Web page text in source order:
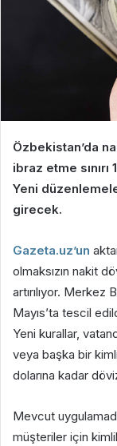
Özbekistan’da
ibraz etme
Yeni
girecek.
Gazeta.uz’un
olmaksızın nakit
artırılıyor. Merkez
Mayıs’ta tescil
Yeni kurallar,
veya başka bir
dolarına kadar
Mevcut
müşteriler için